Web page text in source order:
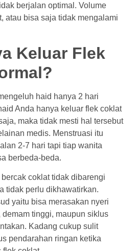
berjalan optimal. Volume
atau bisa saja tidak mengalami
Keluar Flek
haid hanya 2 hari
Anda hanya keluar flek coklat
maka tidak mesti hal tersebut
medis. Menstruasi itu
2-7 hari tapi tiap wanita
berbeda-beda.
coklat tidak dibarengi
tidak perlu dikhawatirkan.
yaitu bisa merasakan nyeri
tinggi, maupun siklus
Kadang cukup sulit
pendarahan ringan ketika